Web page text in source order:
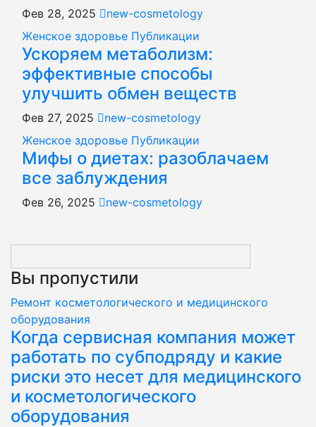
Фев 28, 2025
new-cosmetology
Женское здоровье Публикации
Ускоряем метаболизм:
эффективные способы
улучшить обмен веществ
Фев 27, 2025
new-cosmetology
Женское здоровье Публикации
Мифы о диетах: разоблачаем
все заблуждения
Фев 26, 2025 new-cosmetology
Вы пропустили
Ремонт косметологического и медицинского
оборудования
Когда сервисная компания может
работать по субподряду и какие
риски это несет для медицинского
и косметологического
оборудования